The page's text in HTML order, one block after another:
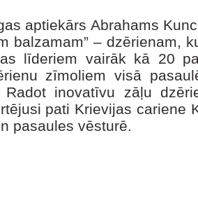
aptiekārs Abrahams
balzamam” – dzērienam,
līderiem vairāk kā 20
zīmoliem visā
Radot inovatīvu zāļu
pati Krievijas cariene
pasaules vēsturē.